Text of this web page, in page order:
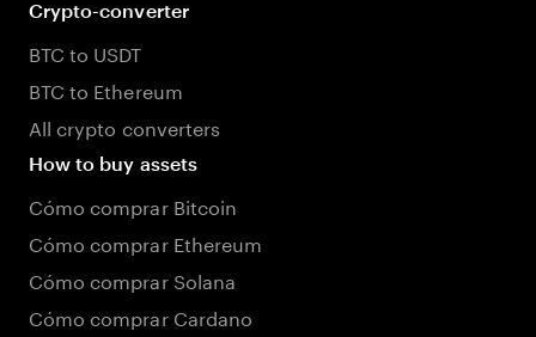
Crypto-converter
BTC to USDT
BTC to Ethereum
All crypto converters
How to buy assets
Cómo comprar Bitcoin
Cómo comprar Ethereum
Cómo comprar Solana
Cómo comprar Cardano